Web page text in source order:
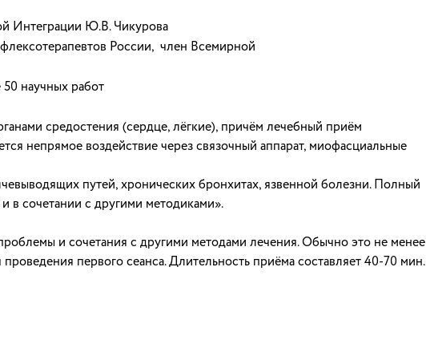
Интеграции Ю.В. Чикурова
России, член Всемирной
научных работ
средостения (сердце, лёгкие), причём лечебный приём
непрямое воздействие через связочный аппарат, миофасциальные
путей, хронических бронхитах, язвенной болезни. Полный
в сочетании с другими методиками».
и сочетания с другими методами лечения. Обычно это не менее
первого сеанса. Длительность приёма составляет 40-70 мин.